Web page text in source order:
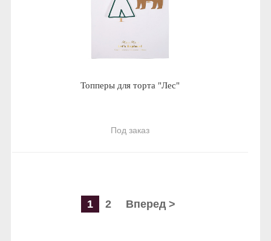
Топперы для торта "Лес"
Под заказ
1 2 Вперед >